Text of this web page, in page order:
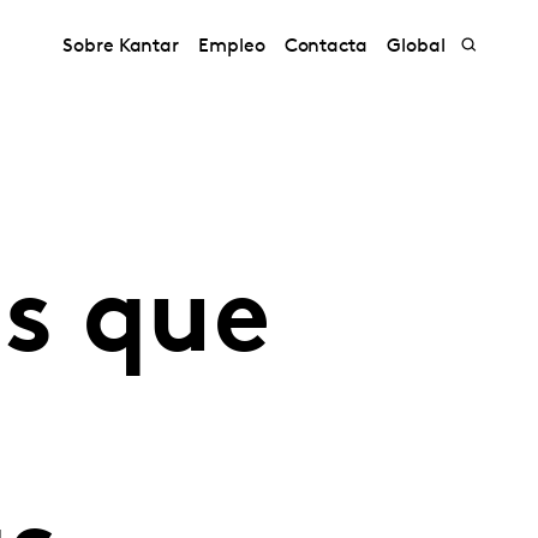
Sobre Kantar Empleo Contacta Global
que